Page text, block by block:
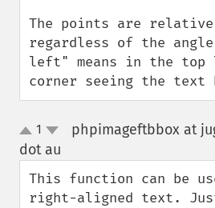
The points are
regardless of the
left" means in the top
corner seeing the
up
down
1
phpimageftbbox at
dot au
This function can be
right-aligned text.